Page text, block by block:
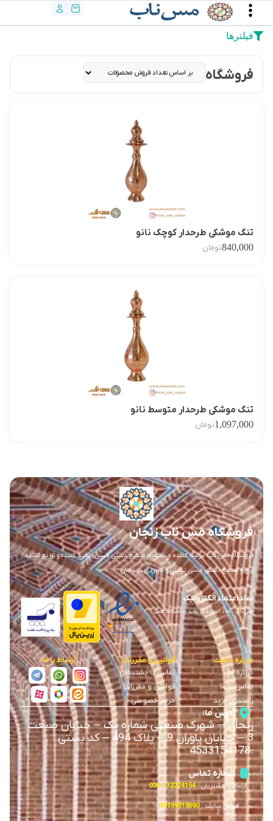
فیلترها
فروشگاه
تنگ موشکی طرحدار کوچک نانو
840,000تومان
تنگ موشکی طرحدار متوسط نانو
1,097,000تومان
فروشگاه مس ناب زنجان
فروشگاه مس ناب عرضه کننده مستقیم صنایع دستی مسی ، تولید کننده و توزیع کننده
ورق و صنایع دستی مسی تزئینی و کاربردی در زنجان
نماد اعتماد الکترونیک
مس ناب ، نماد اعتماد در تولید محصولات مسی
درباره سایت
درباره ما
تماس با ما
راهنمای خرید
قوانین و مقررات
تماس با پشتیبانی
قوانین و مقررات
حریم خصوصی
ارتباط با ما
آدرس ما:
زنجان–شهرک صنعتی شماره یک–خیابان صنعت
3
–خیابان یاوران 9 –
پلاک 494 – کد پستی
:
4533154178
شماره تماس
ارتباط با مشتریان : 32224154 – 024
فروش سایت :09199818980